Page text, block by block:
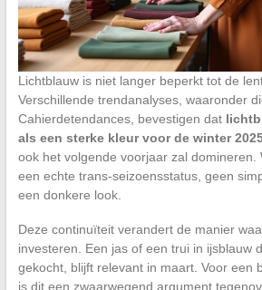
Lichtblauw is niet langer beperkt tot de
Verschillende trendanalyses, waaronder
Cahierdetendances, bevestigen dat
als een sterke kleur voor de winter
ook het volgende voorjaar zal domineren.
een echte trans-seizoensstatus, geen
een donkere look.
Deze continuïteit verandert de manier
investeren. Een jas of een trui in ijsblauw
gekocht, blijft relevant in maart. Voor een
is dit een zwaarwegend argument